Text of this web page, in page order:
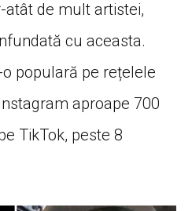
atât de mult artistei,
cu aceasta.
populară pe rețelele
aproape 700
TikTok, peste 8